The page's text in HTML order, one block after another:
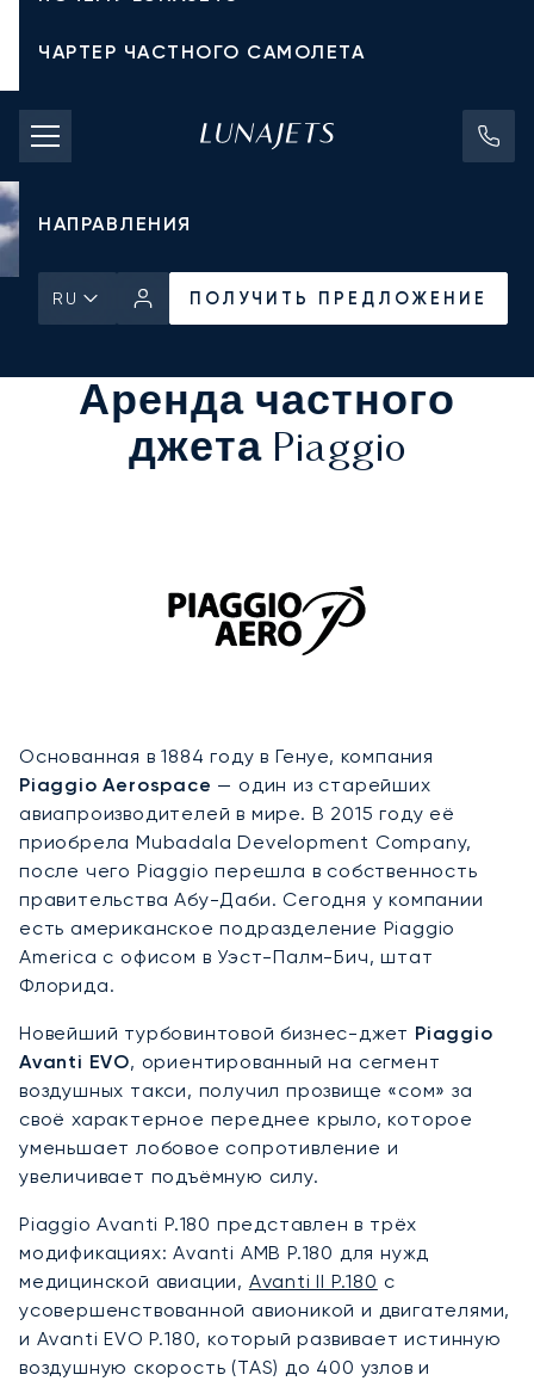
ЧАРТЕР ЧАСТНОГО САМОЛЕТА
СТОИМОСТЬ ЧАРТЕРА
ЧАСТНЫЕ САМОЛЕТЫ
НАПРАВЛЕНИЯ
RU
ПОЛУЧИТЬ ПРЕДЛОЖЕНИЕ
ПОЛУЧИТЬ ПРЕДЛОЖЕНИЕ
Аренда частного
джета Piaggio
Основанная в 1884 году в Генуе, компания
Piaggio Aerospace — один из старейших
авиапроизводителей в мире. В 2015 году её
приобрела Mubadala Development Company,
после чего Piaggio перешла в собственность
правительства Абу-Даби. Сегодня у компании
есть американское подразделение Piaggio
America с офисом в Уэст-Палм-Бич, штат
Флорида.
Новейший турбовинтовой бизнес-джет Piaggio
Avanti EVO, ориентированный на сегмент
воздушных такси, получил прозвище «сом» за
своё характерное переднее крыло, которое
уменьшает лобовое сопротивление и
увеличивает подъёмную силу.
Piaggio Avanti P.180 представлен в трёх
модификациях: Avanti AMB P.180 для нужд
медицинской авиации, Avanti II P.180 с
усовершенствованной авионикой и двигателями,
и Avanti EVO P.180, который развивает истинную
воздушную скорость (TAS) до 400 узлов и